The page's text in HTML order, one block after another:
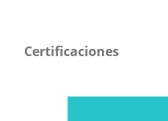
Certificaciones